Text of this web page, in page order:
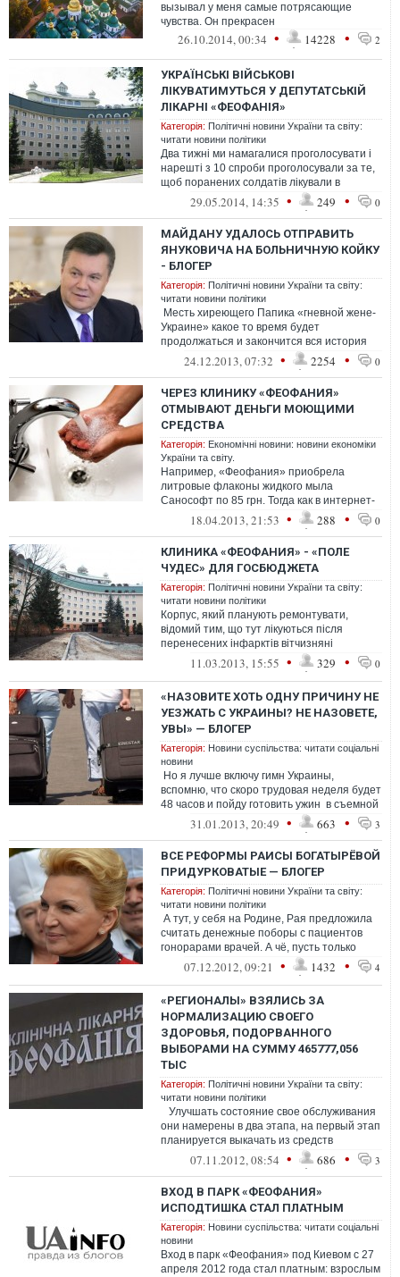
вызывал у меня самые потрясающие
чувства. Он прекрасен
26.10.2014, 00:34 • 14228 • 2
УКРАЇНСЬКІ ВІЙСЬКОВІ
ЛІКУВАТИМУТЬСЯ У ДЕПУТАТСЬКІЙ
ЛІКАРНІ «ФЕОФАНІЯ»
Категорія: Політичні новини України та світу:
читати новини політики
Два тижні ми намагалися проголосувати і
нарешті з 10 спроби проголосували за те,
щоб поранених солдатів лікували в
депутатській лікарні у Феофанії. Де...
29.05.2014, 14:35 • 249 • 0
МАЙДАНУ УДАЛОСЬ ОТПРАВИТЬ
ЯНУКОВИЧА НА БОЛЬНИЧНУЮ КОЙКУ
- БЛОГЕР
Категорія: Політичні новини України та світу:
читати новини політики
Месть хиреющего Папика «гневной жене-
Украине» какое то время будет
продолжаться и закончится вся история
тривиально - женщины всегда живут
24.12.2013, 07:32 • 2254 • 0
ЧЕРЕЗ КЛИНИКУ «ФЕОФАНИЯ»
ОТМЫВАЮТ ДЕНЬГИ МОЮЩИМИ
СРЕДСТВА
Категорія: Економічні новини: новини економіки
України та світу.
Например, «Феофания» приобрела
литровые флаконы жидкого мыла
Санософт по 85 грн. Тогда как в интернет-
магазине такое мыло можно приобрести...
18.04.2013, 21:53 • 288 • 0
КЛИНИКА «ФЕОФАНИЯ» - «ПОЛЕ
ЧУДЕС» ДЛЯ ГОСБЮДЖЕТА
Категорія: Політичні новини України та світу:
читати новини політики
Корпус, який планують ремонтувати,
відомий тим, що тут лікуються після
перенесених інфарктів вітчизняні
можновладці. І їх вибір цілком логічний
11.03.2013, 15:55 • 329 • 0
«НАЗОВИТЕ ХОТЬ ОДНУ ПРИЧИНУ НЕ
УЕЗЖАТЬ С УКРАИНЫ? НЕ НАЗОВЕТЕ,
УВЫ» — БЛОГЕР
Категорія: Новини суспільства: читати соціальні
новини
Но я лучше включу гимн Украины,
вспомню, что скоро трудовая неделя будет
48 часов и пойду готовить ужин в съемной
квартире на окраине жи...
31.01.2013, 20:49 • 663 • 3
ВСЕ РЕФОРМЫ РАИСЫ БОГАТЫРЁВОЙ
ПРИДУРКОВАТЫЕ — БЛОГЕР
Категорія: Політичні новини України та світу:
читати новини політики
А тут, у себя на Родине, Рая предложила
считать денежные поборы с пациентов
гонорарами врачей. А чё, пусть только
отстегивают откат наверх и н...
07.12.2012, 09:21 • 1432 • 4
«РЕГИОНАЛЫ» ВЗЯЛИСЬ ЗА
НОРМАЛИЗАЦИЮ СВОЕГО
ЗДОРОВЬЯ, ПОДОРВАННОГО
ВЫБОРАМИ НА СУММУ 465777,056
ТЫС
Категорія: Політичні новини України та світу:
читати новини політики
Улучшать состояние свое обслуживания
они намерены в два этапа, на первый этап
планируется выкачать из средств
налогоплательщиков 3008...
07.11.2012, 08:54 • 686 • 3
ВХОД В ПАРК «ФЕОФАНИЯ»
ИСПОДТИШКА СТАЛ ПЛАТНЫМ
Категорія: Новини суспільства: читати соціальні
новини
Вход в парк «Феофания» под Киевом с 27
апреля 2012 года стал платным: взрослым